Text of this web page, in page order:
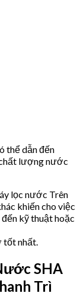
thể dẫn đến
lượng nước
lọc nước Trên
khiến cho việc
kỹ thuật hoặc
tốt nhất.
SHA
Trì